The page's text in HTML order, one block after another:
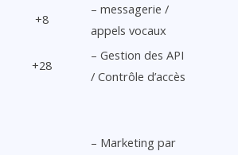
+8
– messagerie /
appels vocaux
+28
– Gestion des API
/ Contrôle d’accès
– Marketing par